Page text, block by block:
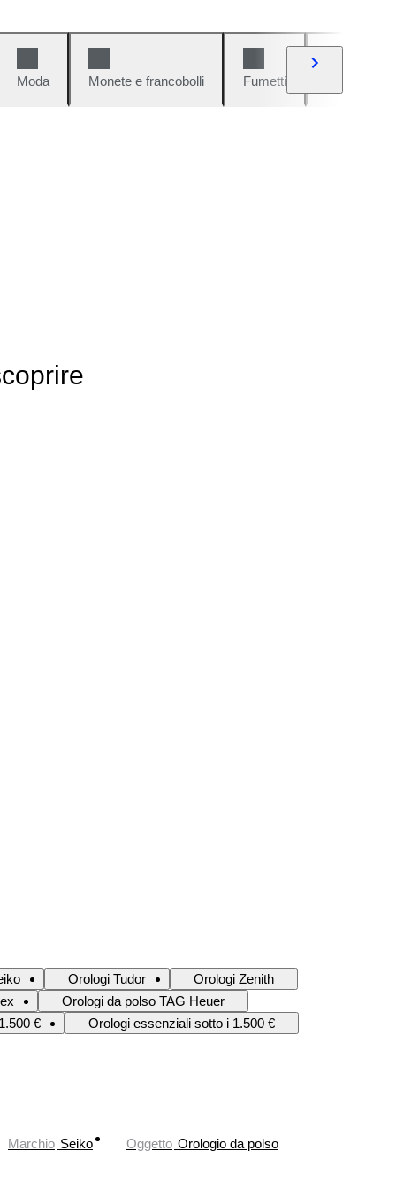
Moda Monete e francobolli Fumetti
Orologi Tudor
Orologi Zenith
Orologi da polso TAG Heuer
€ Orologi essenziali sotto i 1.500 €
Marchio Seiko Oggetto Orologio da polso